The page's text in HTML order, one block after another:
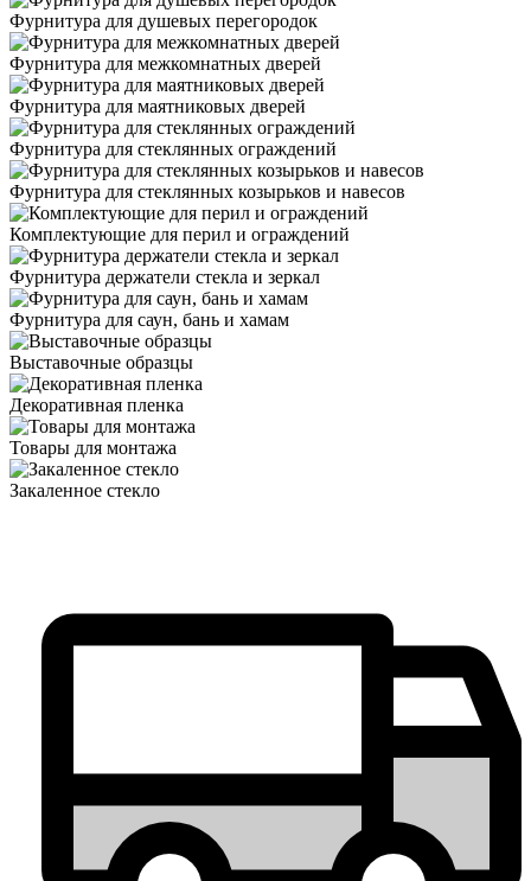
Фурнитура для душевых перегородок
Фурнитура для межкомнатных дверей
Фурнитура для маятниковых дверей
Фурнитура для стеклянных ограждений
Фурнитура для стеклянных козырьков и навесов
Комплектующие для перил и ограждений
Фурнитура держатели стекла и зеркал
Фурнитура для саун, бань и хамам
Выставочные образцы
Декоративная пленка
Товары для монтажа
Закаленное стекло